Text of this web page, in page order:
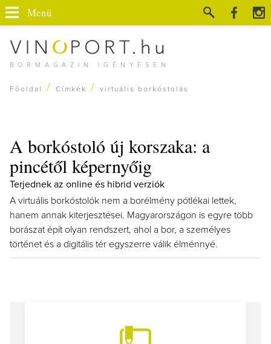
BORMAGAZIN IGÉNYESEN
Menü
Főoldal / Címkék / virtuális borkóstolás
A borkóstoló új korszaka: a
pincétől képernyőig
Terjednek az online és hibrid verziók
A virtuális borkóstolók nem a borélmény pótlékai lettek,
hanem annak kiterjesztései. Magyarországon is egyre több
borászat épít olyan rendszert, ahol a bor, a személyes
történet és a digitális tér egyszerre válik élménnyé.